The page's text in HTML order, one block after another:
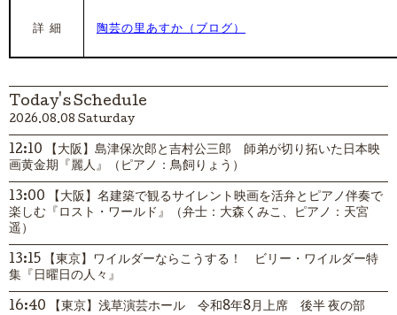
詳 細 陶芸の里あすか（ブログ）
Today's Schedule
2026.08.08 Saturday
12:10 【大阪】島津保次郎と吉村公三郎 師弟が切り拓いた日本映
画黄金期『麗人』（ピアノ：鳥飼りょう）
13:00 【大阪】名建築で観るサイレント映画を活弁とピアノ伴奏で
楽しむ『ロスト・ワールド』（弁士：大森くみこ、ピアノ：天宮
遥）
13:15 【東京】ワイルダーならこうする！ ビリー・ワイルダー特
集『日曜日の人々』
16:40 【東京】浅草演芸ホール 令和8年8月上席 後半 夜の部